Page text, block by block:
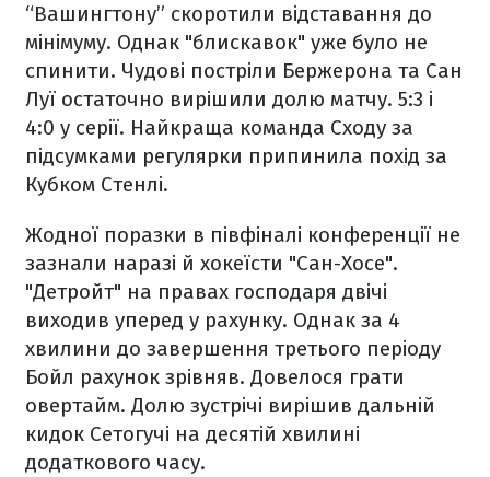
“Вашингтону” скоротили відставання до
мінімуму. Однак "блискавок" уже було не
спинити. Чудові постріли Бержерона та Сан
Луї остаточно вирішили долю матчу. 5:3 і
4:0 у серії. Найкраща команда Сходу за
підсумками регулярки припинила похід за
Кубком Стенлі.
Жодної поразки в півфіналі конференції не
зазнали наразі й хокеїсти "Сан-Хосе".
"Детройт" на правах господаря двічі
виходив уперед у рахунку. Однак за 4
хвилини до завершення третього періоду
Бойл рахунок зрівняв. Довелося грати
овертайм. Долю зустрічі вирішив дальній
кидок Сетогучі на десятій хвилині
додаткового часу.